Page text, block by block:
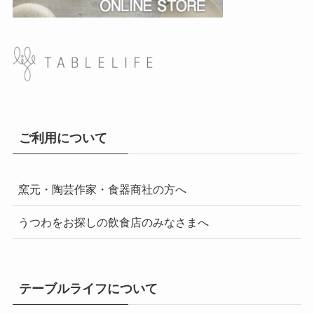
ご利用について
窯元・陶芸作家・食器商社の方へ
うつわをお探しの飲食店のみなさまへ
テーブルライフについて